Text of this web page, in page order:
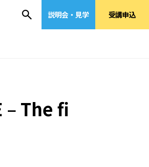
説明会・見学 受講申込
– The fi